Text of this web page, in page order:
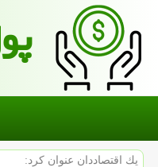
یك اقتصاددان عنوان كرد: